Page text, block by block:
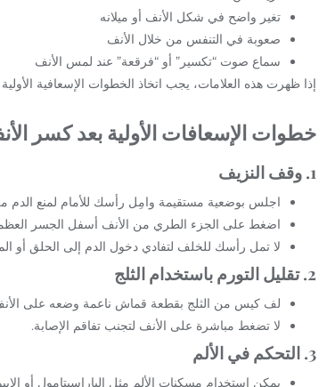
تغير واضح في شكل الأنف أو ميلانه
صعوبة في التنفس من خلال الأنف
سماع صوت “تكسير” أو “فرقعة” عند لمس الأنف
إذا ظهرت هذه العلامات، يجب اتخاذ الخطوات الإسعافية
خطوات الإسعافات الأولية بعد كسر
1. وقف النزيف
اجلس بوضعية مستقيمة وامِل رأسك للأمام لمنع الدم
اضغط على الجزء الطري من الأنف أسفل الجسر العظمي لمدة 10
لا تمل رأسك للخلف لتفادي دخول الدم إلى الحلق أو
2. تقليل التورم باستخدام الثلج
لف كيس من الثلج بقطعة قماش ناعمة وضعه على الأنف والمنطقة
لا تضغط مباشرة على الأنف لتجنب تفاقم الإصابة.
3. التحكم في الألم
يمكن استخدام مسكنات الألم مثل الباراسيتامول أو